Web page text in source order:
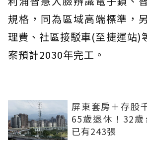
規格，同為區域高端標準，
理費、社區接駁車(至捷運站)
案預計2030年完工。
屏東套房＋存股
65歲退休！32
已有243張